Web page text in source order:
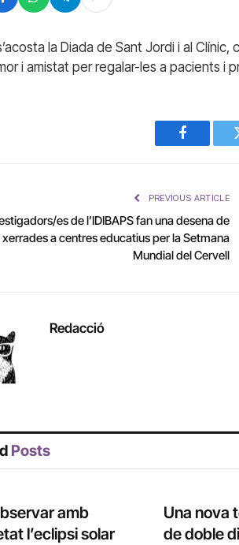
la Diada de Sant Jordi i al
i amistat per regalar-les a pacients i
Facebook
PREVIOUS ARTICLE
es de l’IDIBAPS fan una desena de
xerrades a centres educatius per la Setmana
Mundial del Cervell
Redacció
Posts
amb
l’eclipsi solar
Una nova
de doble